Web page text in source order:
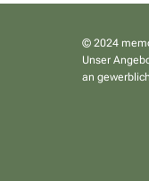
© 2024
Unser
an